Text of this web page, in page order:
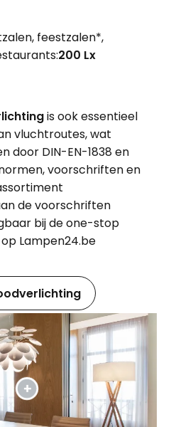
feestzalen*,
200 Lx
is ook essentieel
vluchtroutes, wat
door DIN-EN-1838 en
voorschriften en
de voorschriften
bij de one-stop
Lampen24.be